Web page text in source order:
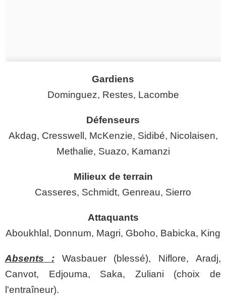
Gardiens
Dominguez, Restes, Lacombe
Défenseurs
Akdag, Cresswell, McKenzie, Sidibé, Nicolaisen,
Methalie, Suazo, Kamanzi
Milieux de terrain
Casseres, Schmidt, Genreau, Sierro
Attaquants
Aboukhlal, Donnum, Magri, Gboho, Babicka, King
Absents :Wasbauer (blessé), Niflore, Aradj,
Canvot, Edjouma, Saka, Zuliani (choix de
l'entraîneur).